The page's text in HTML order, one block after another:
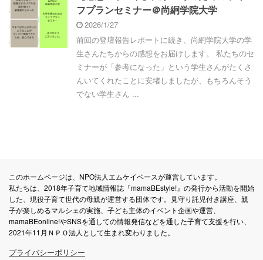
フプランセミナー＠尚絅学院大学
2026/1/27
前回の登壇報告レポートに続き、尚絅学院大学の学
生さんたちからの感想をお届けします。 私たちのセ
ミナーが「参考になった」という学生さんがたくさ
んいてくれたことに安堵しましたが、もちろんそう
でない学生さん ...
このホームページは、NPO法人エムケイベースが運営しています。
私たちは、2018年子育て地域情報誌『mamaBEstyle!』の発行から活動を開始
した、現役子育て世代の母親が運営する団体です。見守り託児付き講座、親
子が楽しめるマルシェの実施、子ども主体のイベント企画や運営、
mamaBEonline!やSNSを通しての情報発信などを通した子育て支援を行い、
2021年11月ＮＰＯ法人として生まれ変わりました。
プライバシーポリシー